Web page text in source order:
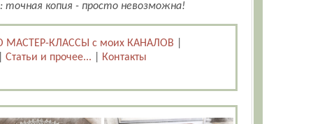
: точная копия - просто невозможна!
МАСТЕР-КЛАССЫ с моих КАНАЛОВ
Статьи и прочее... Контакты